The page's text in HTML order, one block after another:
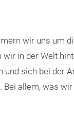
wir uns um
in der Welt
und sich bei der
allem, was